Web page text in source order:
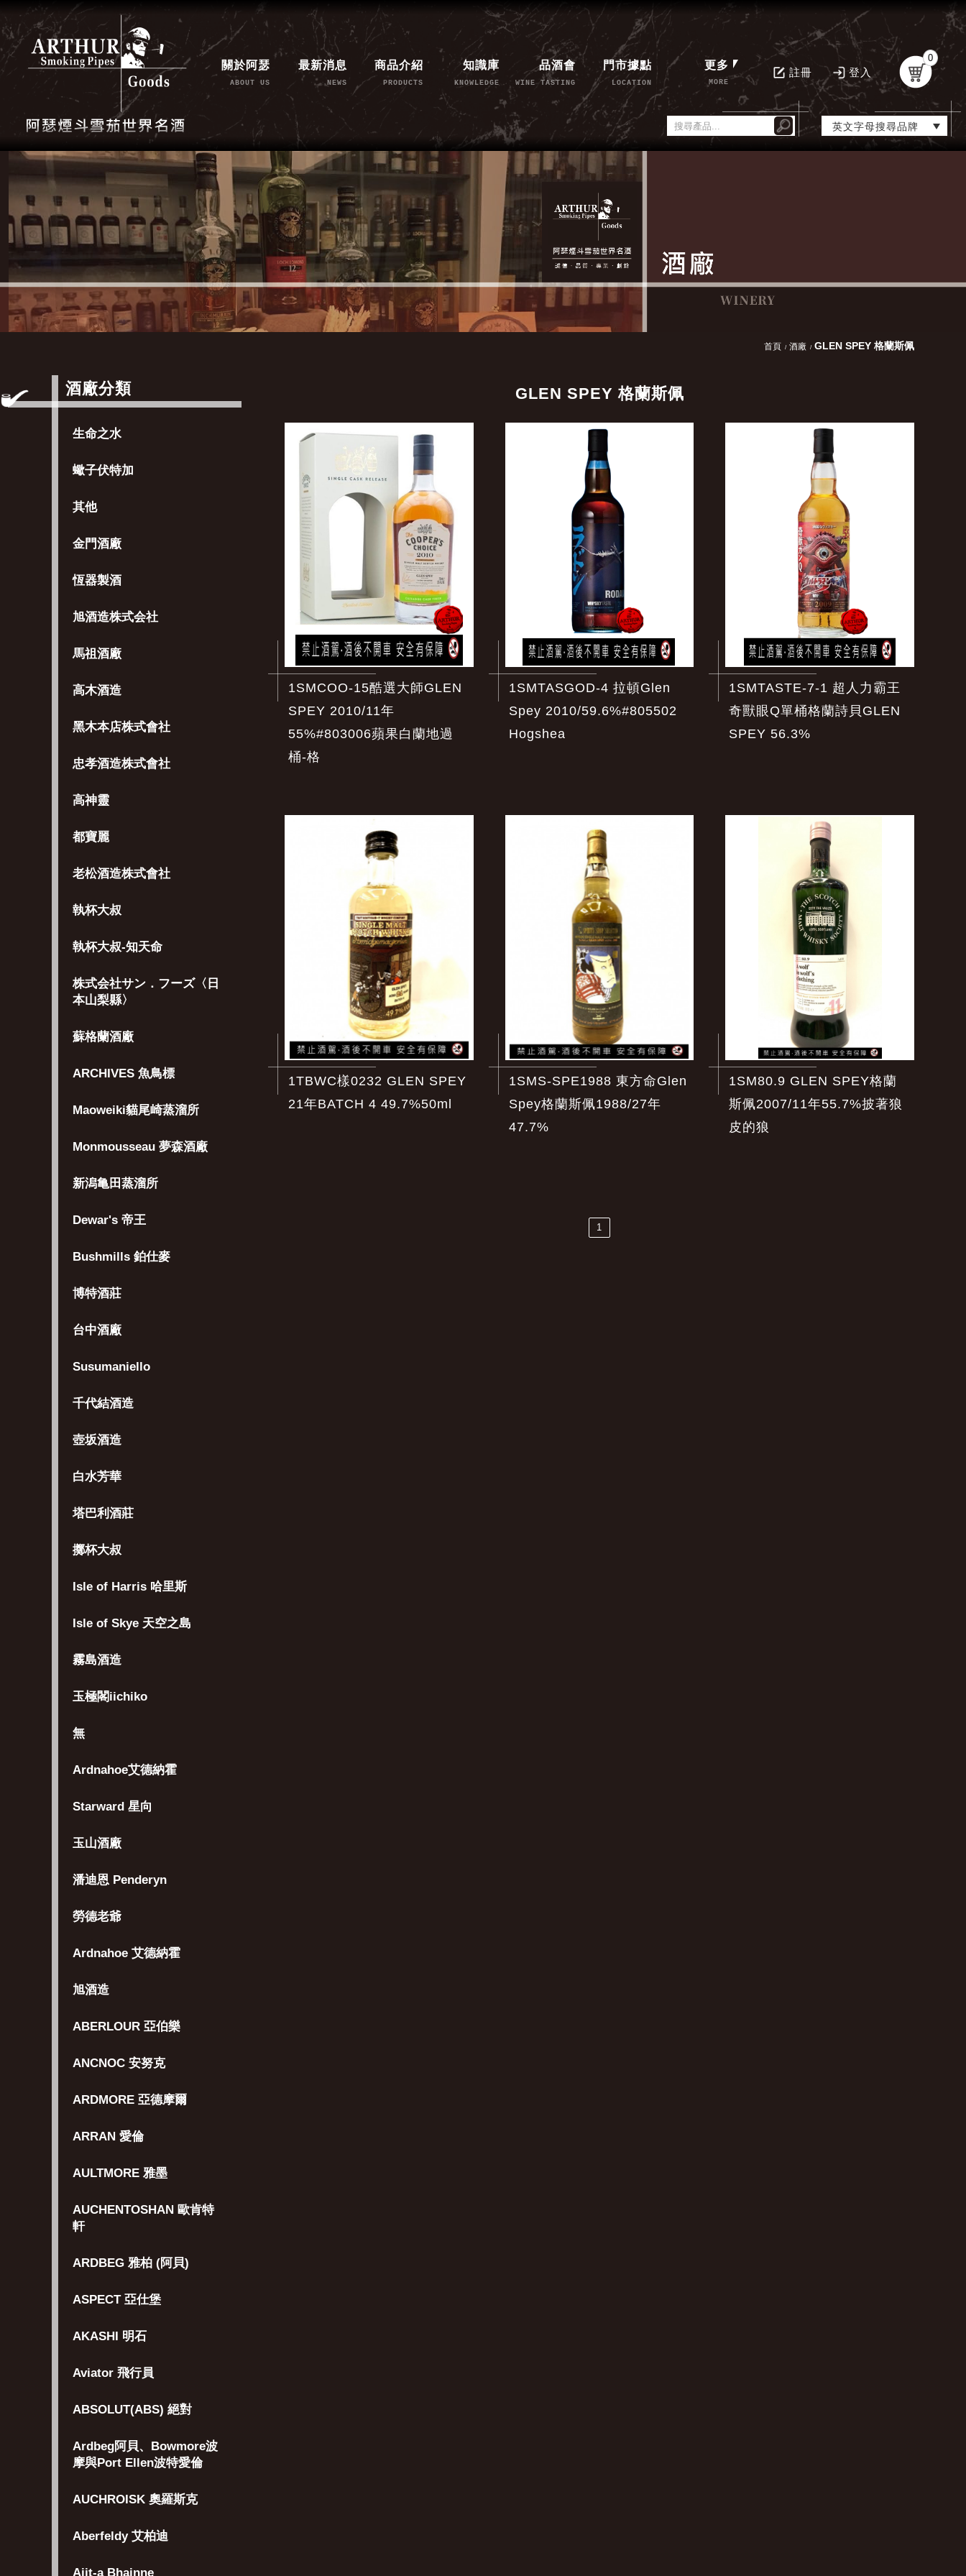
關於阿瑟
ABOUT US
最新消息
NEWS
商品介紹
PRODUCTS
知識庫
KNOWLEDGE
品酒會
WINE TASTING
門市據點
LOCATION
更多
MORE
註冊 登入
0
英文字母搜尋品牌
首頁 酒廠 GLEN SPEY 格蘭斯佩
酒廠分類
生命之水
蠍子伏特加
其他
金門酒廠
恆器製酒
旭酒造株式会社
馬祖酒廠
高木酒造
黑木本店株式會社
忠孝酒造株式會社
高神靈
都寶麗
老松酒造株式會社
執杯大叔
執杯大叔-知天命
株式会社サン．フーズ〈日
本山梨縣〉
蘇格蘭酒廠
ARCHIVES 魚鳥標
Maoweiki貓尾崎蒸溜所
Monmousseau 夢森酒廠
新潟亀田蒸溜所
Dewar's 帝王
Bushmills 鉑仕麥
博特酒莊
台中酒廠
Susumaniello
千代結酒造
壺坂酒造
白水芳華
塔巴利酒莊
擲杯大叔
Isle of Harris 哈里斯
Isle of Skye 天空之島
霧島酒造
玉極閣iichiko
無
Ardnahoe艾德納霍
Starward 星向
玉山酒廠
潘迪恩 Penderyn
勞德老爺
Ardnahoe 艾德納霍
旭酒造
ABERLOUR 亞伯樂
ANCNOC 安努克
ARDMORE 亞德摩爾
ARRAN 愛倫
AULTMORE 雅墨
AUCHENTOSHAN 歐肯特
軒
ARDBEG 雅柏 (阿貝)
ASPECT 亞仕堡
AKASHI 明石
Aviator 飛行員
ABSOLUT(ABS) 絕對
Ardbeg阿貝、Bowmore波
摩與Port Ellen波特愛倫
AUCHROISK 奧羅斯克
Aberfeldy 艾柏迪
Aiit-a Bhainne
GLEN SPEY 格蘭斯佩
1SMCOO-15酷選大師GLEN
SPEY 2010/11年
55%#803006蘋果白蘭地過
桶-格
1SMTASGOD-4 拉頓Glen
Spey 2010/59.6%#805502
Hogshea
1SMTASTE-7-1 超人力霸王
奇獸眼Q單桶格蘭詩貝GLEN
SPEY 56.3%
1TBWC樣0232 GLEN SPEY
21年BATCH 4 49.7%50ml
1SMS-SPE1988 東方命Glen
Spey格蘭斯佩1988/27年
47.7%
1SM80.9 GLEN SPEY格蘭
斯佩2007/11年55.7%披著狼
皮的狼
1